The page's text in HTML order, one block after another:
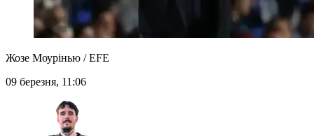
Жозе Моурінью / EFE
09 березня, 11:06